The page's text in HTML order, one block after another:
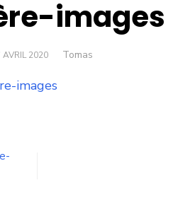
images
AVRIL 2020 Author
Tomas
images